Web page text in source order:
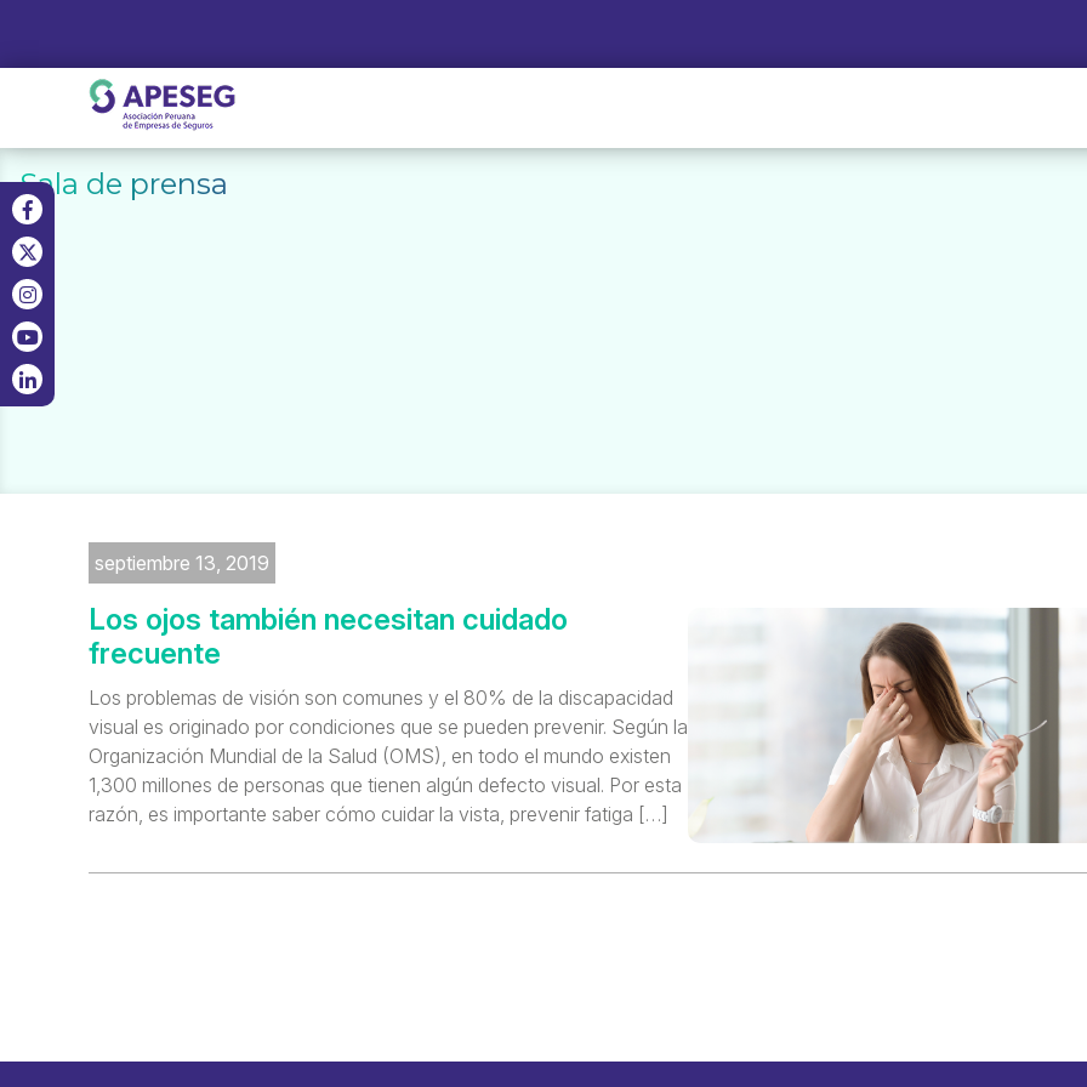
content
APESEG
Sala de prensa
septiembre 13, 2019
Los ojos también necesitan cuidado
frecuente
Los problemas de visión son comunes y el 80% de la discapacidad
visual es originado por condiciones que se pueden prevenir. Según la
Organización Mundial de la Salud (OMS), en todo el mundo existen
1,300 millones de personas que tienen algún defecto visual. Por esta
razón, es importante saber cómo cuidar la vista, prevenir fatiga […]